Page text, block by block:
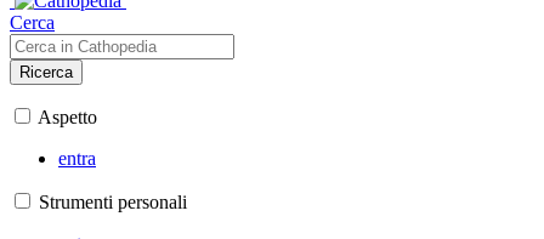
Cerca
Ricerca
Aspetto
entra
Strumenti personali